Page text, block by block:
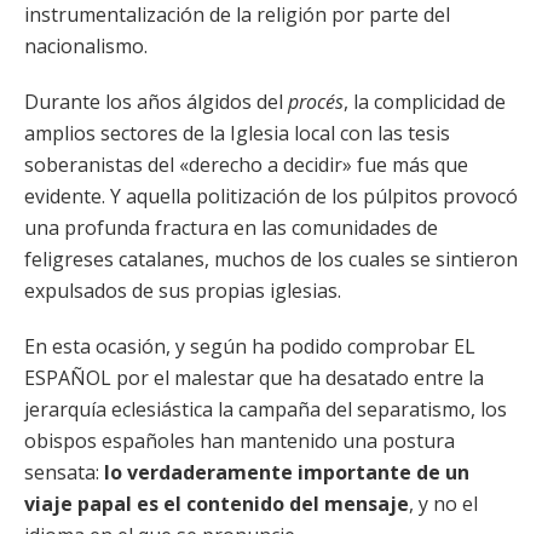
instrumentalización de la religión por parte del
nacionalismo.
Durante los años álgidos del procés, la complicidad de
amplios sectores de la Iglesia local con las tesis
soberanistas del «derecho a decidir» fue más que
evidente. Y aquella politización de los púlpitos provocó
una profunda fractura en las comunidades de
feligreses catalanes, muchos de los cuales se sintieron
expulsados de sus propias iglesias.
En esta ocasión, y según ha podido comprobar EL
ESPAÑOL por el malestar que ha desatado entre la
jerarquía eclesiástica la campaña del separatismo, los
obispos españoles han mantenido una postura
sensata: lo verdaderamente importante de un
viaje papal es el contenido del mensaje, y no el